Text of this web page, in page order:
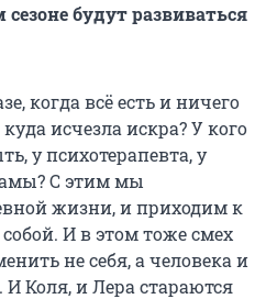
будут развиваться
когда всё есть и ничего
исчезла искра? У кого
у психотерапевта, у
С этим мы
жизни, и приходим к
И в этом тоже смех
не себя, а человека и
И Коля, и Лера стараются